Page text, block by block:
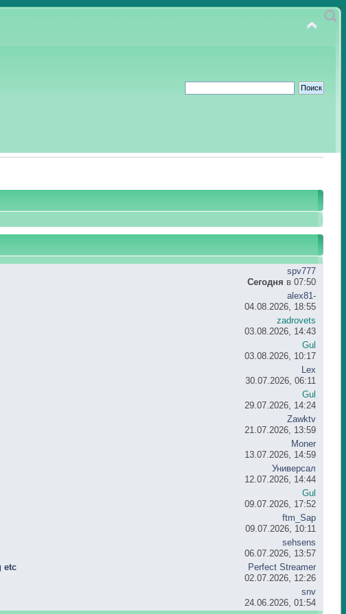
spv777
Сегодня в 07:50
alex81-
04.08.2026, 18:55
zadrovets
03.08.2026, 14:43
Gul
03.08.2026, 10:17
Lex
30.07.2026, 06:11
Gul
29.07.2026, 14:24
Zawktv
21.07.2026, 13:59
Moner
13.07.2026, 14:59
Универсал
12.07.2026, 14:44
Gul
09.07.2026, 17:52
ftm_Sap
09.07.2026, 10:11
sehsens
06.07.2026, 13:57
etc
Perfect Streamer
02.07.2026, 12:26
snv
24.06.2026, 01:54